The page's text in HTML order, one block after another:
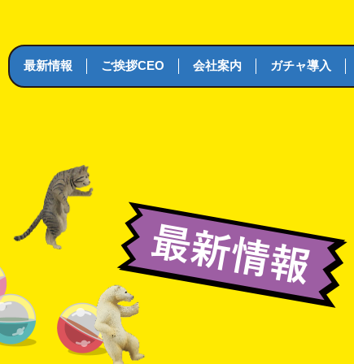
最新情報 ご挨拶CEO 会社案内 ガチャ導入